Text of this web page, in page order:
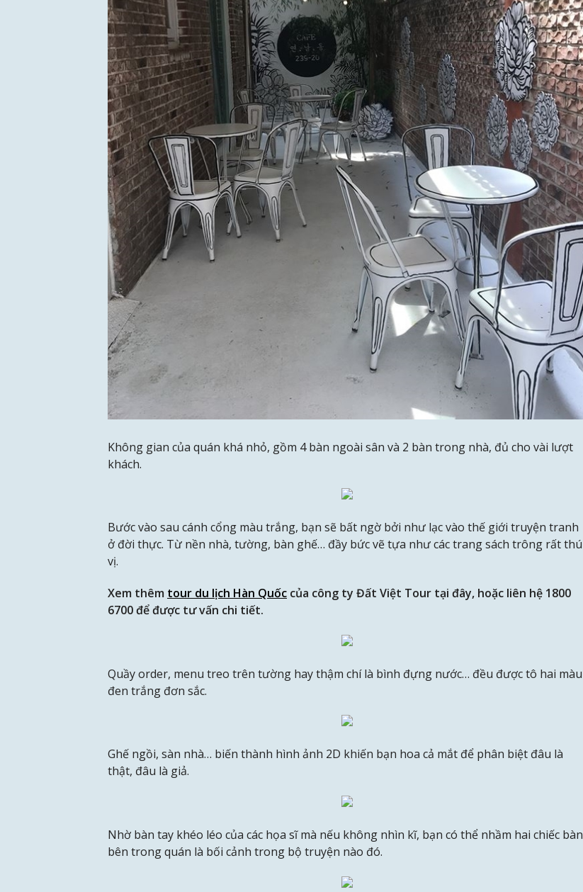
Không gian của quán khá nhỏ, gồm 4 bàn ngoài sân và 2 bàn trong nhà, đủ cho vài lượt
khách.
Bước vào sau cánh cổng màu trắng, bạn sẽ bất ngờ bởi như lạc vào thế giới truyện tranh
ở đời thực. Từ nền nhà, tường, bàn ghế… đầy bức vẽ tựa như các trang sách trông rất thú
vị.
Xem thêm tour du lịch Hàn Quốc của công ty Đất Việt Tour tại đây, hoặc liên hệ 1800
6700 để được tư vấn chi tiết.
Quầy order, menu treo trên tường hay thậm chí là bình đựng nước… đều được tô hai màu
đen trắng đơn sắc.
Ghế ngồi, sàn nhà… biến thành hình ảnh 2D khiến bạn hoa cả mắt để phân biệt đâu là
thật, đâu là giả.
Nhờ bàn tay khéo léo của các họa sĩ mà nếu không nhìn kĩ, bạn có thể nhầm hai chiếc bàn
bên trong quán là bối cảnh trong bộ truyện nào đó.